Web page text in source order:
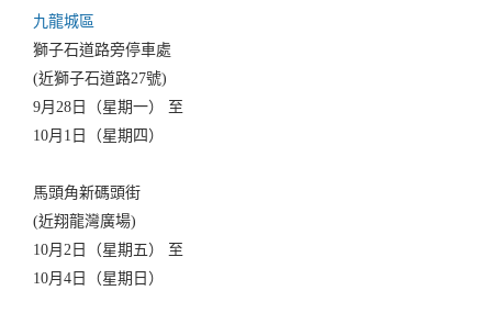
九龍城區
獅子石道路旁停車處
(近獅子石道路27號)
9月28日（星期一） 至
10月1日（星期四）
馬頭角新碼頭街
(近翔龍灣廣場)
10月2日（星期五） 至
10月4日（星期日）